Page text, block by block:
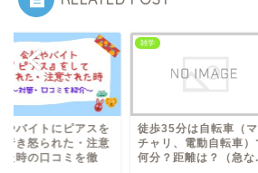
35分は自転車（ママ
リ、電動自転車）で
？距離は？（急な...
雑学
東京から直線距離でお
そ100キロ（km）で
くことのできる場所は